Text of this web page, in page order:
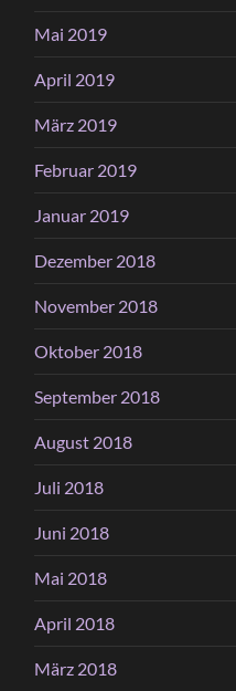
Mai 2019
April 2019
März 2019
Februar 2019
Januar 2019
Dezember 2018
November 2018
Oktober 2018
September 2018
August 2018
Juli 2018
Juni 2018
Mai 2018
April 2018
März 2018